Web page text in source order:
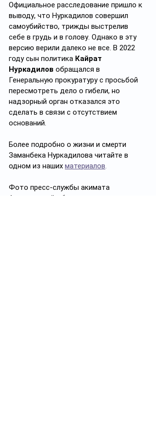
Официальное расследование пришло к
выводу, что Нуркадилов совершил
самоубийство, трижды выстрелив
себе в грудь и в голову. Однако в эту
версию верили далеко не все. В 2022
году сын политика Кайрат
Нуркадилов обращался в
Генеральную прокуратуру с просьбой
пересмотреть дело о гибели, но
надзорный орган отказался это
сделать в связи с отсутствием
оснований.
Более подробно о жизни и смерти
Заманбека Нуркадилова читайте в
одном из наших материалов.
Фото пресс-службы акимата
Алматинской области